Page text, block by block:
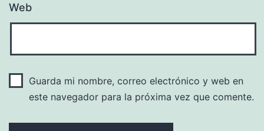
Web
Guarda mi nombre, correo electrónico y web en
este navegador para la próxima vez que comente.